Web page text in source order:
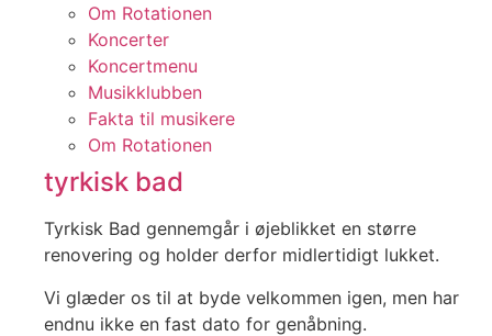
Om Rotationen
Koncerter
Koncertmenu
Musikklubben
Fakta til musikere
Om Rotationen
tyrkisk bad
Tyrkisk Bad gennemgår i øjeblikket en større
renovering og holder derfor midlertidigt lukket.
Vi glæder os til at byde velkommen igen, men har
endnu ikke en fast dato for genåbning.